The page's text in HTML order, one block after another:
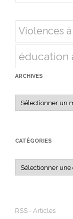
Violences
éducation
ARCHIVES
Archives
CATÉGORIES
Catégories
RSS - Articles